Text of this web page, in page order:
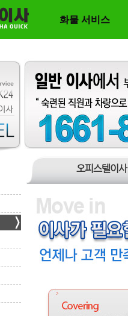
화물 서비스
오피스텔이사